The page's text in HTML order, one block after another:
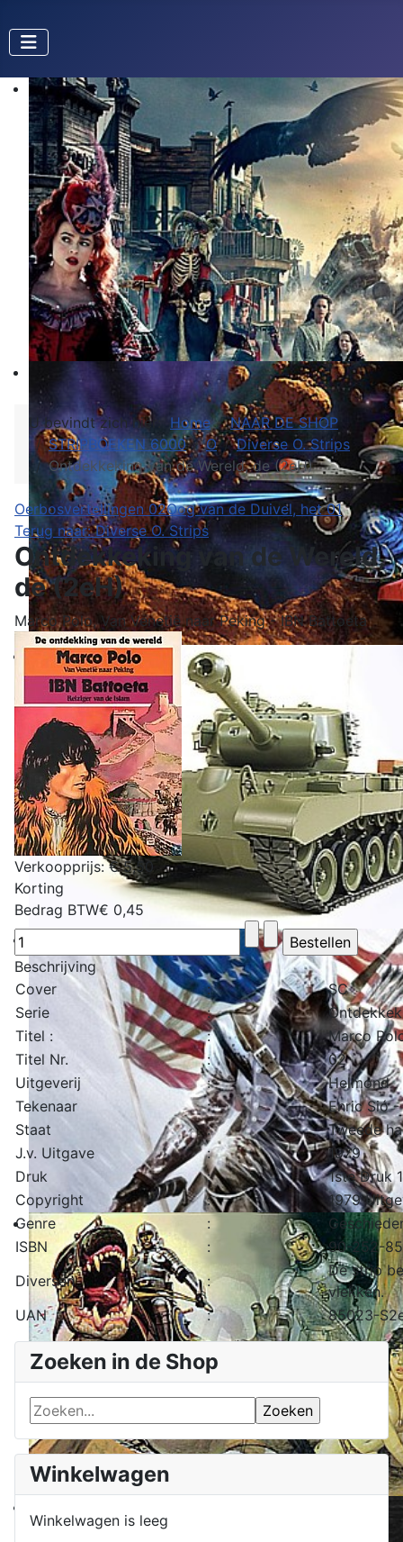
Zoeken in de Shop
Winkelwagen
Winkelwagen is leeg
U bevindt zich hier:Home
NAAR DE SHOP
STRIPBOEKEN 6000
O
Diverse O. Strips
Ontdekkeking van de Wereld, de (2eH)
Oerbosvertellingen 02Oog van de Duivel, het 01
Terug naar: Diverse O. Strips
Ontdekkeking van de Wereld,
de (2eH)
Marco Polo, Van Venetië naar Peking - IBN Battoeta
Verkoopprijs:€ 5,50
Korting
Bedrag BTW€ 0,45
Beschrijving
Cover
:
SC
Serie
:
Titel :
:
Marco
Titel Nr.
:
02
Uitgeverij
:
Helmond
Tekenaar
:
Enric Sió
Staat
:
Tweede
J.v. Uitgave
:
1979
Druk
:
1ste Druk
Copyright
:
1979
Genre
:
ISBN
:
90-252-
Diversen
:
De strip
vlekken.
UAN
: 85023-